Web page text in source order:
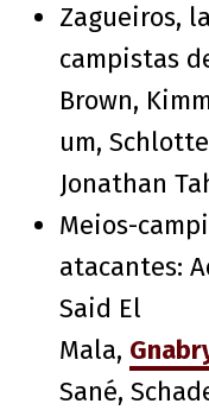
Zagueiros,
campistas
Brown,
um,
Jonathan
Meios-
atacantes:
Said El
Mala,
Sané,